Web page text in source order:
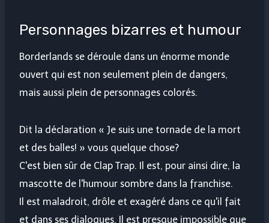
Personnages bizarres et humour
Borderlands se déroule dans un énorme monde
ouvert qui est non seulement plein de dangers,
mais aussi plein de personnages colorés.
Dit la déclaration « Je suis une tornade de la mort
et des balles! » vous quelque chose?
C'est bien sûr de Clap Trap. Il est, pour ainsi dire, la
mascotte de l'humour sombre dans la franchise.
Il est maladroit, drôle et exagéré dans ce qu'il fait
et dans ses dialogues. Il est presque impossible que